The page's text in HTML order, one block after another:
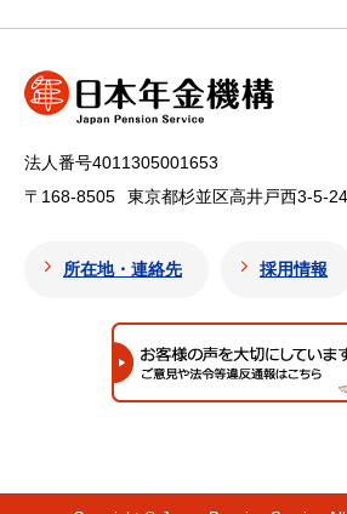
法人番号4011305001653
〒168-8505
東京都杉並区高井戸西3-5-24
所在地・連絡先 採用情報